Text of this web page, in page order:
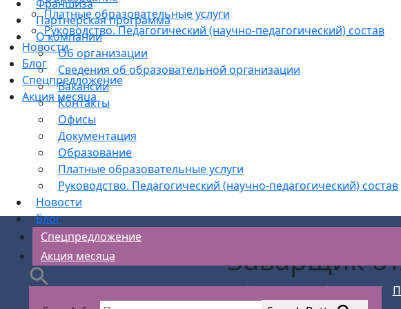
Платные образовательные услуги
Руководство. Педагогический (научно-педагогический) состав
Новости
Блог
Спецпредложение
Акция месяца
Франшиза
Партнерская программа
О компании
Об организации
Сведения об образовательной организации
Вакансии
Контакты
Офисы
Документация
Образование
Платные образовательные услуги
Руководство. Педагогический (научно-педагогический) состав
Новости
Блог
Спецпредложение
Акция месяца
Заварщик
АС Безопасности > Рабочие кадры обучение >